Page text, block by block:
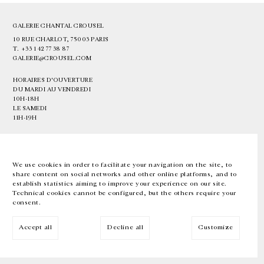
We use cookies in order to facilitate your navigation on the site, to
share content on social networks and other online platforms, and to
establish statistics aiming to improve your experience on our site.
Technical cookies cannot be configured, but the others require your
consent.
Accept all Decline all Customize
GALERIE CHANTAL CROUSEL
10 RUE CHARLOT, 75003 PARIS
T. +33 1 42 77 38 87
GALERIE@CROUSEL.COM
HORAIRES D'OUVERTURE
DU MARDI AU VENDREDI
10H-18H
LE SAMEDI
11H-19H
EN FR 中文 Facebook Instagram
Inscrivez-vous à notre newsletter